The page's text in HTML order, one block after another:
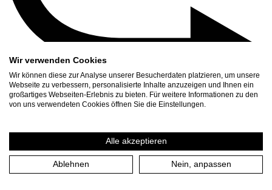
Contact
Press Download
Wir verwenden Cookies
Wir können diese zur Analyse unserer Besucherdaten platzieren, um unsere
Webseite zu verbessern, personalisierte Inhalte anzuzeigen und Ihnen ein
großartiges Webseiten-Erlebnis zu bieten. Für weitere Informationen zu den
von uns verwendeten Cookies öffnen Sie die Einstellungen.
Alle akzeptieren
Ablehnen Nein, anpassen